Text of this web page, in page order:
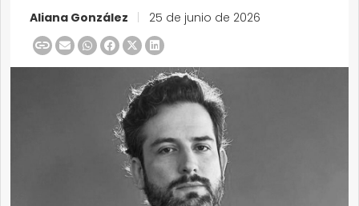
Aliana González 25 de junio de 2026